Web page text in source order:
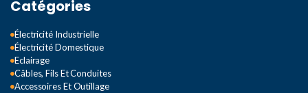
Catégories
Électricité Industrielle
Électricité Domestique
Eclairage
Câbles, Fils Et Conduites
Accessoires Et Outillage